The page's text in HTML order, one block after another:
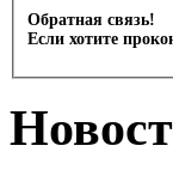
Обратная связь!
Если хотите